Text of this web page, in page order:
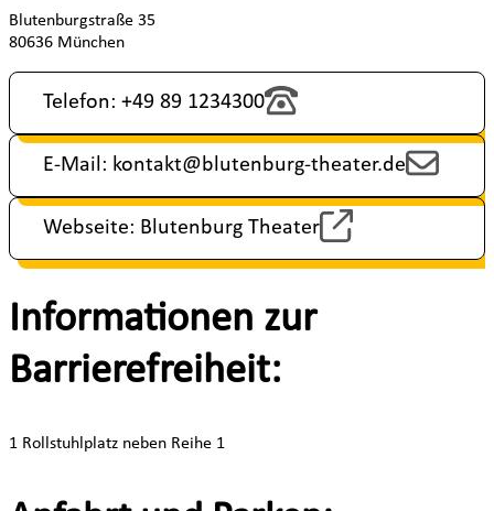
Blutenburgstraße 35
80636 München
Telefon: +49 89 1234300
E-Mail: kontakt@blutenburg-theater.de
Webseite: Blutenburg Theater
Informationen zur
Barrierefreiheit:
1 Rollstuhlplatz neben Reihe 1